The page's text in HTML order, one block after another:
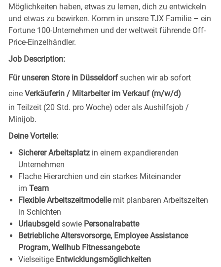
Möglichkeiten haben, etwas zu lernen, dich zu entwickeln
und etwas zu bewirken. Komm in unsere TJX Familie – ein
Fortune 100-Unternehmen und der weltweit führende Off-
Price-Einzelhändler.
Job Description:
Für unseren Store in Düsseldorf suchen wir ab sofort
eine Verkäuferin / Mitarbeiter im Verkauf (m/w/d)
in Teilzeit (20 Std. pro Woche) oder als Aushilfsjob /
Minijob.
Deine Vorteile:
Sicherer Arbeitsplatz in einem expandierenden
Unternehmen
Flache Hierarchien und ein starkes Miteinander
im Team
Flexible Arbeitszeitmodelle mit planbaren Arbeitszeiten
in Schichten
Urlaubsgeld sowie Personalrabatte
Betriebliche Altersvorsorge, Employee Assistance
Program, Wellhub Fitnessangebote
Vielseitige Entwicklungsmöglichkeiten